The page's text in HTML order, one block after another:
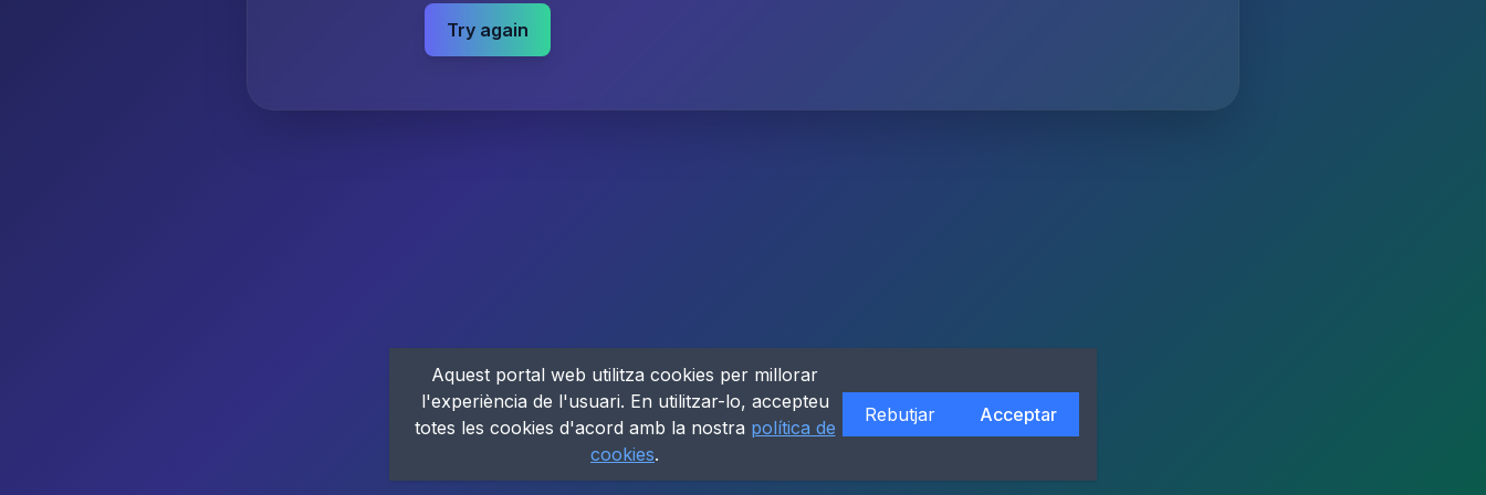
Try again
Aquest portal web utilitza cookies per millorar
l'experiència de l'usuari. En utilitzar-lo, accepteu
totes les cookies d'acord amb la nostra política de
cookies.
Rebutjar Acceptar